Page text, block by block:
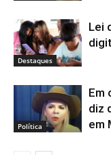
Destaques
Lei
Política
Em
diz
em